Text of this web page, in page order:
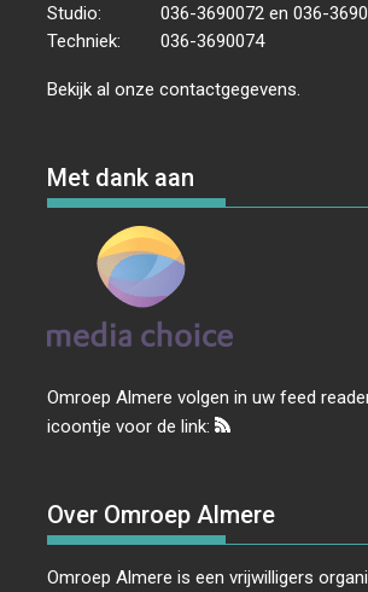
Studio:
036-3690072 en 036-
Techniek:
036-3690074
Bekijk al onzecontactgegevens
Met dank aan
Omroep Almere volgen in uw feed
icoontje voor de link:
Over Omroep Almere
Omroep Almere is een vrijwilligers